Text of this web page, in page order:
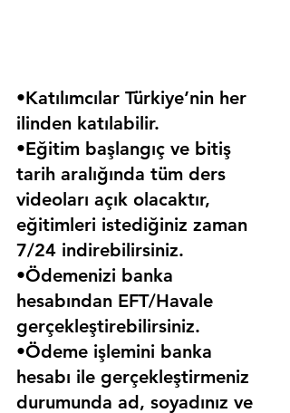
•Katılımcılar Türkiye’nin her
ilinden katılabilir.
•Eğitim başlangıç ve bitiş
tarih aralığında tüm ders
videoları açık olacaktır,
eğitimleri istediğiniz zaman
7/24 indirebilirsiniz.
•Ödemenizi banka
hesabından EFT/Havale
gerçekleştirebilirsiniz.
•Ödeme işlemini banka
hesabı ile gerçekleştirmeniz
durumunda ad, soyadınız ve